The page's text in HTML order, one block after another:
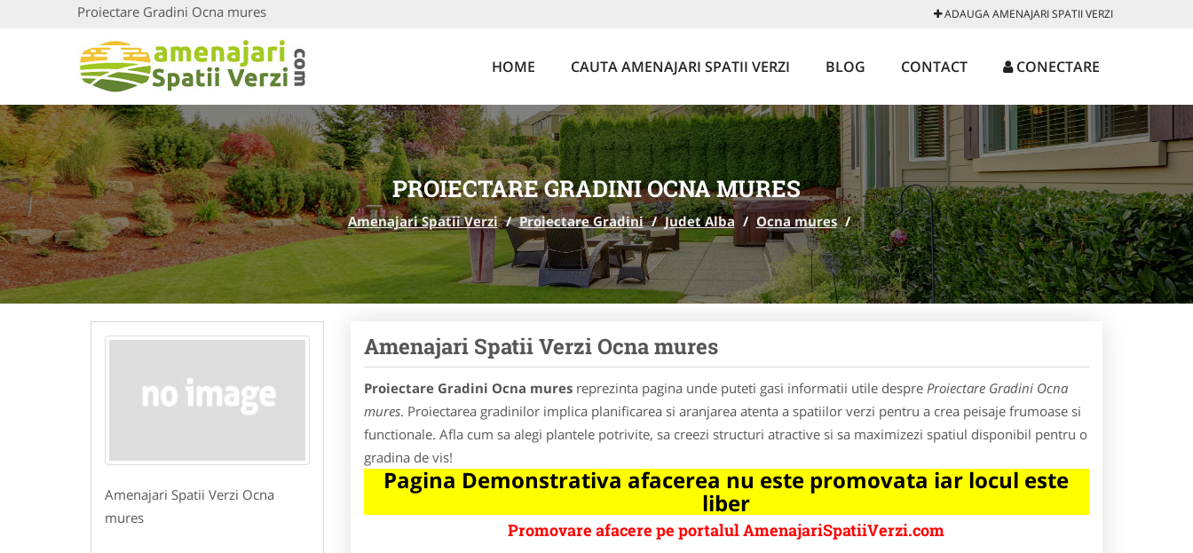
Proiectare Gradini Ocna mures ADAUGA AMENAJARI SPATII VERZI
HOME CAUTA AMENAJARI SPATII VERZI BLOG CONTACT CONECTARE
PROIECTARE GRADINI OCNA MURES
Amenajari Spatii Verzi / Proiectare Gradini / Judet Alba / Ocna mures /
Amenajari Spatii Verzi Ocna
mures
Amenajari Spatii Verzi Ocna mures
Proiectare Gradini Ocna muresreprezinta pagina unde puteti gasi informatii utile despre Proiectare Gradini Ocna
mures. Proiectarea gradinilor implica planificarea si aranjarea atenta a spatiilor verzi pentru a crea peisaje frumoase si
functionale. Afla cum sa alegi plantele potrivite, sa creezi structuri atractive si sa maximizezi spatiul disponibil pentru o
gradina de vis!
Pagina Demonstrativa afacerea nu este promovata iar locul este
liber
Promovare afacere pe portalul AmenajariSpatiiVerzi.com